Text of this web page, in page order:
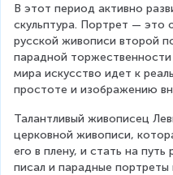
В этот период активно
скульптура. Портрет — это
русской живописи второй
парадной
мира искусство идет к
простоте и изображению
Талантливый живописец
церковной живописи,
его в плену, и стать на
писал и парадные